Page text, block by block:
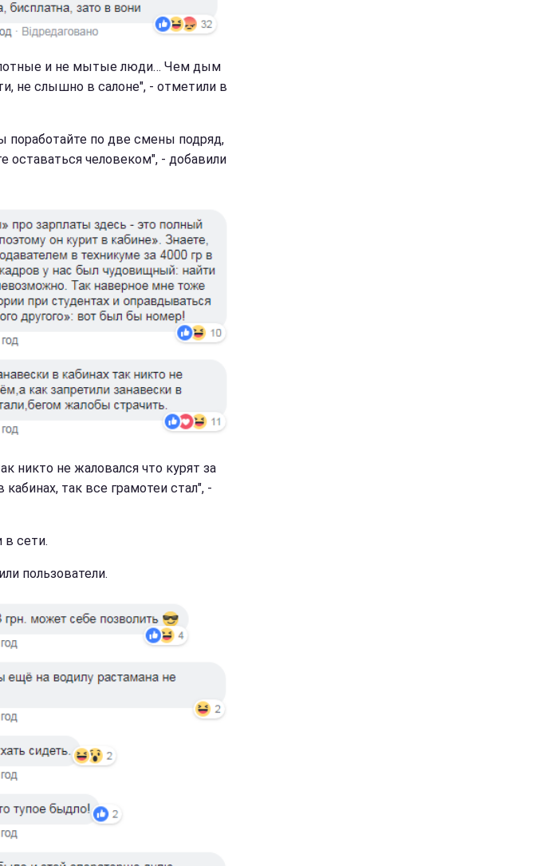
и не мытые люди… Чем дым
не слышно в салоне", - отметили в
поработайте по две смены подряд,
оставаться человеком", - добавили
никто не жаловался что курят за
так все грамотеи стал", -
в сети.
пользователи.